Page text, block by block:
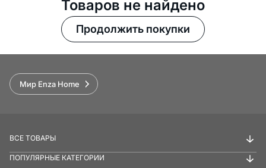
Товаров не найдено
Продолжить покупки
Мир Enza Home
ВСЕ ТОВАРЫ
ПОПУЛЯРНЫЕ КАТЕГОРИИ